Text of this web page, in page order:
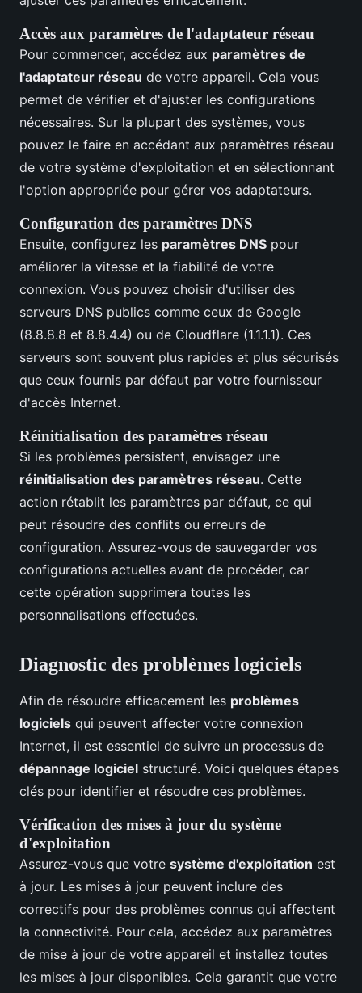
Accès aux paramètres de l'adaptateur réseau
Pour commencer, accédez aux paramètres de
l'adaptateur réseau de votre appareil. Cela vous
permet de vérifier et d'ajuster les configurations
nécessaires. Sur la plupart des systèmes, vous
pouvez le faire en accédant aux paramètres réseau
de votre système d'exploitation et en sélectionnant
l'option appropriée pour gérer vos adaptateurs.
Configuration des paramètres DNS
Ensuite, configurez les paramètres DNS pour
améliorer la vitesse et la fiabilité de votre
connexion. Vous pouvez choisir d'utiliser des
serveurs DNS publics comme ceux de Google
(8.8.8.8 et 8.8.4.4) ou de Cloudflare (1.1.1.1). Ces
serveurs sont souvent plus rapides et plus sécurisés
que ceux fournis par défaut par votre fournisseur
d'accès Internet.
Réinitialisation des paramètres réseau
Si les problèmes persistent, envisagez une
réinitialisation des paramètres réseau. Cette
action rétablit les paramètres par défaut, ce qui
peut résoudre des conflits ou erreurs de
configuration. Assurez-vous de sauvegarder vos
configurations actuelles avant de procéder, car
cette opération supprimera toutes les
personnalisations effectuées.
Diagnostic des problèmes logiciels
Afin de résoudre efficacement les problèmes
logiciels qui peuvent affecter votre connexion
Internet, il est essentiel de suivre un processus de
dépannage logiciel structuré. Voici quelques étapes
clés pour identifier et résoudre ces problèmes.
Vérification des mises à jour du système
d'exploitation
Assurez-vous que votre système d'exploitation est
à jour. Les mises à jour peuvent inclure des
correctifs pour des problèmes connus qui affectent
la connectivité. Pour cela, accédez aux paramètres
de mise à jour de votre appareil et installez toutes
les mises à jour disponibles. Cela garantit que votre